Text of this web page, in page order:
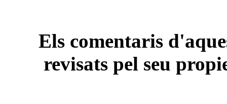
Els comentaris
revisats pel seu